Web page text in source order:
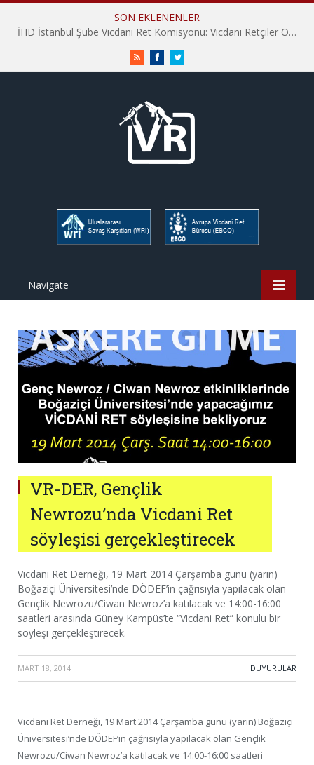
SON EKLENENLER
İHD İstanbul Şube Vicdani Ret Komisyonu: Vicdani Retçiler Olarak Destek İçin Buradayız!
RSS FacebookTwitter
Navigate
VR-DER, Gençlik
Newrozu’nda Vicdani Ret
söyleşisi gerçekleştirecek
Vicdani Ret Derneği, 19 Mart 2014 Çarşamba günü (yarın)
Boğaziçi Üniversitesi’nde DÖDEF’in çağrısıyla yapılacak olan
Gençlik Newrozu/Ciwan Newroz’a katılacak ve 14:00-16:00
saatleri arasında Güney Kampüs’te “Vicdani Ret” konulu bir
söyleşi gerçekleştirecek.
MART 18, 2014 · DUYURULAR
Vicdani Ret Derneği, 19 Mart 2014 Çarşamba günü (yarın) Boğaziçi
Üniversitesi’nde DÖDEF’in çağrısıyla yapılacak olan Gençlik
Newrozu/Ciwan Newroz’a katılacak ve 14:00-16:00 saatleri